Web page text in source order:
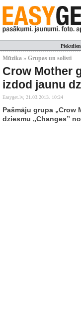
Mūzika » Grupas un solisti
Crow Mother
izdod jaunu
Easyget.lv, 21.03.2013. 10:24
Pašmāju grupa „Crow
dziesmu „Changes”